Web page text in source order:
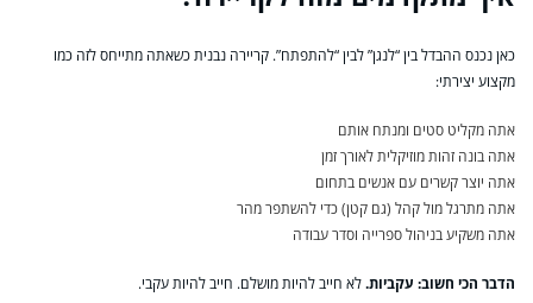
כאן נכנס ההבדל בין “לנגן” לבין “להתפתח”. קריירה נבנית כשאתה מתייחס לזה כמו
מקצוע יצירתי:
אתה מקליט סטים ומנתח אותם
אתה בונה זהות מוזיקלית לאורך זמן
אתה יוצר קשרים עם אנשים בתחום
אתה מתרגל מול קהל (גם קטן) כדי להשתפר מהר
אתה משקיע בניהול ספרייה וסדר עבודה
הדבר הכי חשוב: עקביות.לא חייב להיות מושלם. חייב להיות עקבי.